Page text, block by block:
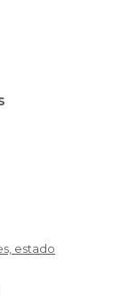
estado